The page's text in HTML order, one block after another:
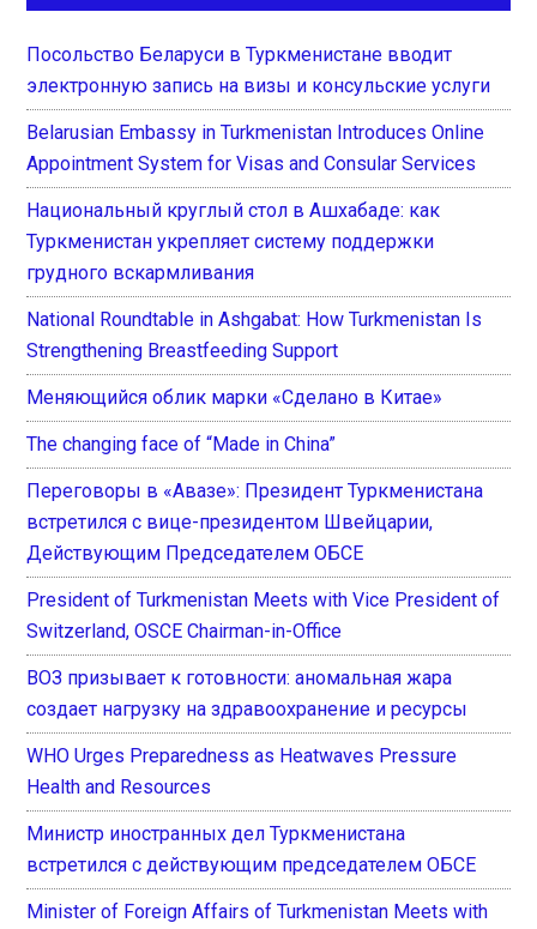
Посольство Беларуси в Туркменистане вводит
электронную запись на визы и консульские услуги
Belarusian Embassy in Turkmenistan Introduces Online
Appointment System for Visas and Consular Services
Национальный круглый стол в Ашхабаде: как
Туркменистан укрепляет систему поддержки
грудного вскармливания
National Roundtable in Ashgabat: How Turkmenistan Is
Strengthening Breastfeeding Support
Меняющийся облик марки «Сделано в Китае»
The changing face of “Made in China”
Переговоры в «Авазе»: Президент Туркменистана
встретился с вице-президентом Швейцарии,
Действующим Председателем ОБСЕ
President of Turkmenistan Meets with Vice President of
Switzerland, OSCE Chairman-in-Office
ВОЗ призывает к готовности: аномальная жара
создает нагрузку на здравоохранение и ресурсы
WHO Urges Preparedness as Heatwaves Pressure
Health and Resources
Министр иностранных дел Туркменистана
встретился с действующим председателем ОБСЕ
Minister of Foreign Affairs of Turkmenistan Meets with